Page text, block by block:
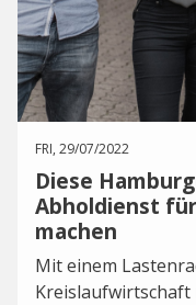
FRI, 29/07/2022
Diese
Abholdienst
machen
Mit einem
Kreislaufwirtschaft